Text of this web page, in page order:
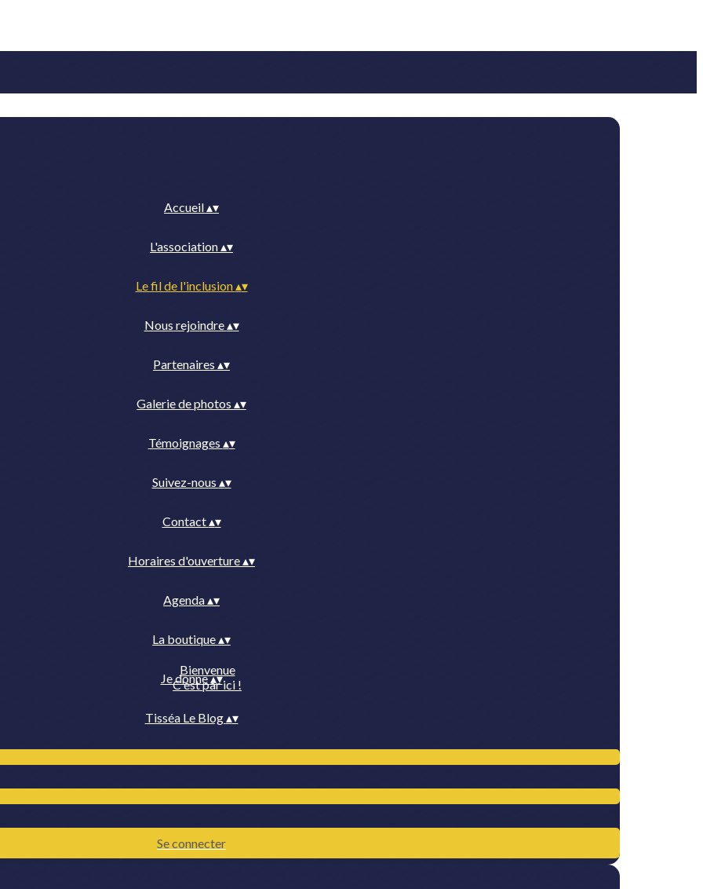
Accueil▴▾
L'association▴▾
Le fil de l'inclusion▴▾
Nous rejoindre▴▾
Partenaires ▴▾
Galerie de photos ▴▾
Témoignages ▴▾
Suivez-nous ▴▾
Contact▴▾
Horaires d'ouverture▴▾
Agenda▴▾
La boutique▴▾
Bienvenue
C'est par ici !
Je donne▴▾
Tisséa Le Blog▴▾
Se connecter